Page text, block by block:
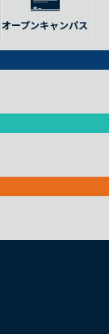
オープンキャンパス